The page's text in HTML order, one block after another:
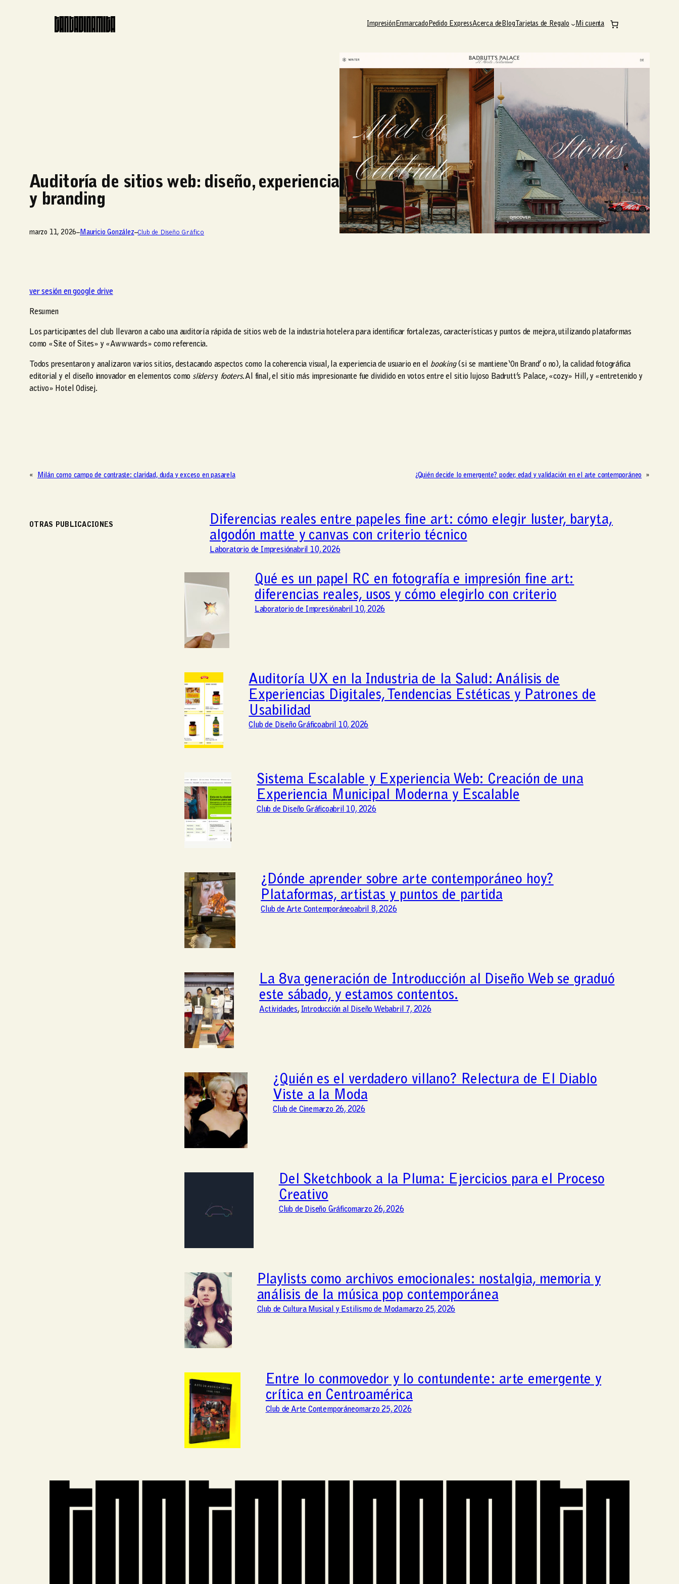
Impresión Enmarcado Pedido ExpressAcerca de Blog Tarjetas de Regalo Mi cuenta
Auditoría de sitios web: diseño, experiencia
y branding
marzo 11, 2026–Mauricio González–Club de Diseño Gráfico
ver sesión en google drive
Resumen
Los participantes del club llevaron a cabo una auditoría rápida de sitios web de la industria hotelera para identificar fortalezas, características y puntos de mejora, utilizando plataformas
como «Site of Sites» y «Awwwards» como referencia.
Todos presentaron y analizaron varios sitios, destacando aspectos como la coherencia visual, la experiencia de usuario en el booking(si se mantiene ‘On Brand’ o no), la calidad fotográfica
editorial y el diseño innovador en elementos como slidersy footers. Al final, el sitio más impresionante fue dividido en votos entre el sitio lujoso Badrutt’s Palace, «cozy» Hill, y «entretenido y
activo» Hotel Odisej.
« Milán como campo de contraste: claridad, duda y exceso en pasarela ¿Quién decide lo emergente? poder, edad y validación en el arte contemporáneo »
OTRAS PUBLICACIONES
Diferencias reales entre papeles fine art: cómo elegir luster, baryta,
algodón matte y canvas con criterio técnico
Laboratorio de Impresiónabril 10, 2026
Qué es un papel RC en fotografía e impresión fine art:
diferencias reales, usos y cómo elegirlo con criterio
Laboratorio de Impresiónabril 10, 2026
Auditoría UX en la Industria de la Salud: Análisis de
Experiencias Digitales, Tendencias Estéticas y Patrones de
Usabilidad
Club de Diseño Gráficoabril 10, 2026
Sistema Escalable y Experiencia Web: Creación de una
Experiencia Municipal Moderna y Escalable
Club de Diseño Gráficoabril 10, 2026
¿Dónde aprender sobre arte contemporáneo hoy?
Plataformas, artistas y puntos de partida
Club de Arte Contemporáneoabril 8, 2026
La 8va generación de Introducción al Diseño Web se graduó
este sábado, y estamos contentos.
Actividades, Introducción al Diseño Webabril 7, 2026
¿Quién es el verdadero villano? Relectura de El Diablo
Viste a la Moda
Club de Cinemarzo 26, 2026
Del Sketchbook a la Pluma: Ejercicios para el Proceso
Creativo
Club de Diseño Gráficomarzo 26, 2026
Playlists como archivos emocionales: nostalgia, memoria y
análisis de la música pop contemporánea
Club de Cultura Musical y Estilismo de Modamarzo 25, 2026
Entre lo conmovedor y lo contundente: arte emergente y
crítica en Centroamérica
Club de Arte Contemporáneomarzo 25, 2026